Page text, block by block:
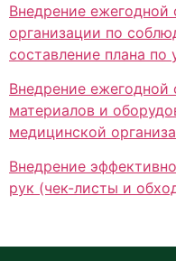
Внедрение
организации по
составление плана
Внедрение
материалов и
медицинской
Внедрение
рук (чек-листы и